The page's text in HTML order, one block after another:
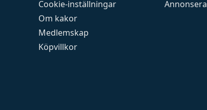
Cookie-inställningar
Om kakor
Medlemskap
Köpvillkor
Annonsera